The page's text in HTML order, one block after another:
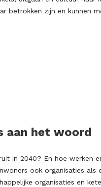
betrokken zijn en kunnen
aan het woord
in 2040? En hoe werken
ook organisaties als
organisaties en